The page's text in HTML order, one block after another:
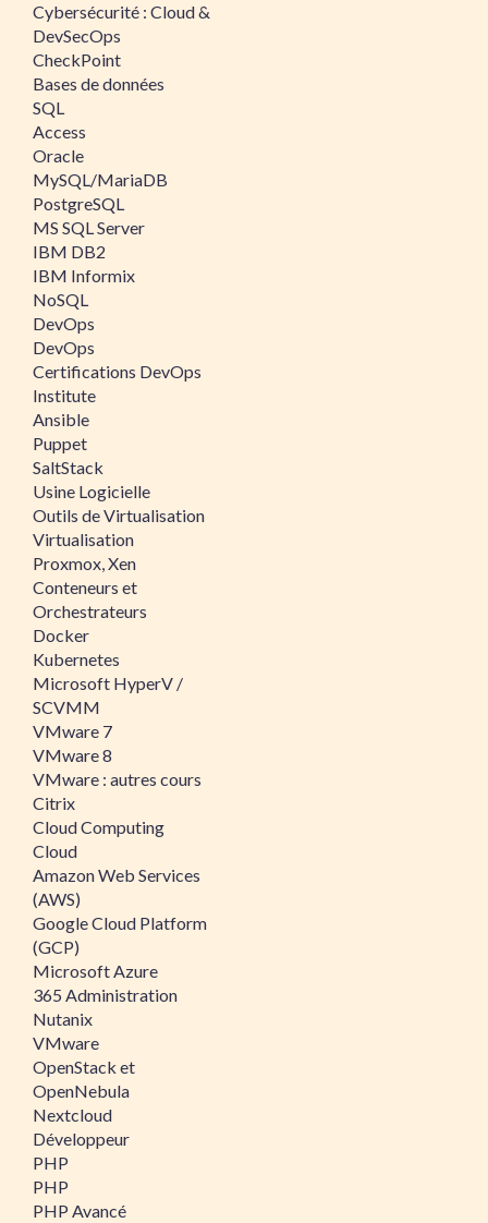
Cybersécurité : Cloud &
DevSecOps
CheckPoint
Bases de données
SQL
Access
Oracle
MySQL/MariaDB
PostgreSQL
MS SQL Server
IBM DB2
IBM Informix
NoSQL
DevOps
DevOps
Certifications DevOps
Institute
Ansible
Puppet
SaltStack
Usine Logicielle
Outils de Virtualisation
Virtualisation
Proxmox, Xen
Conteneurs et
Orchestrateurs
Docker
Kubernetes
Microsoft HyperV /
SCVMM
VMware 7
VMware 8
VMware : autres cours
Citrix
Cloud Computing
Cloud
Amazon Web Services
(AWS)
Google Cloud Platform
(GCP)
Microsoft Azure
365 Administration
Nutanix
VMware
OpenStack et
OpenNebula
Nextcloud
Développeur
PHP
PHP
PHP Avancé